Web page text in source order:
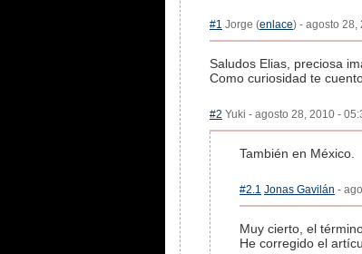
#1 Jorge (enlace) - agosto 28,
Saludos Elias, preciosa
Como curiosidad te
#2 Yuki - agosto 28, 2010 -
También en México.
#2.1 Jonas Gavilán -
Muy cierto, el
He corregido el